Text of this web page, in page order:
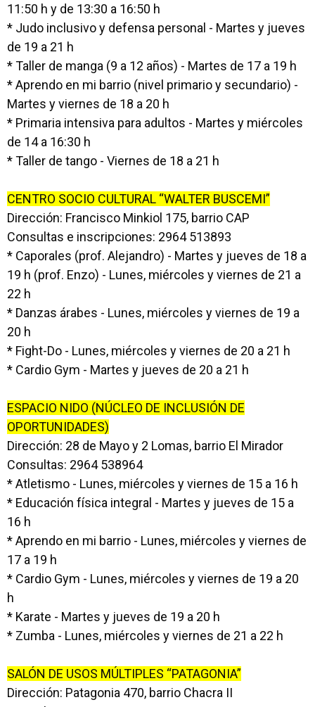
11:50 h y de 13:30 a 16:50 h
* Judo inclusivo y defensa personal - Martes y jueves
de 19 a 21 h
* Taller de manga (9 a 12 años) - Martes de 17 a 19 h
* Aprendo en mi barrio (nivel primario y secundario) -
Martes y viernes de 18 a 20 h
* Primaria intensiva para adultos - Martes y miércoles
de 14 a 16:30 h
* Taller de tango - Viernes de 18 a 21 h
CENTRO SOCIO CULTURAL “WALTER BUSCEMI”
Dirección: Francisco Minkiol 175, barrio CAP
Consultas e inscripciones: 2964 513893
* Caporales (prof. Alejandro) - Martes y jueves de 18 a
19 h (prof. Enzo) - Lunes, miércoles y viernes de 21 a
22 h
* Danzas árabes - Lunes, miércoles y viernes de 19 a
20 h
* Fight-Do - Lunes, miércoles y viernes de 20 a 21 h
* Cardio Gym - Martes y jueves de 20 a 21 h
ESPACIO NIDO (NÚCLEO DE INCLUSIÓN DE
OPORTUNIDADES)
Dirección: 28 de Mayo y 2 Lomas, barrio El Mirador
Consultas: 2964 538964
* Atletismo - Lunes, miércoles y viernes de 15 a 16 h
* Educación física integral - Martes y jueves de 15 a
16 h
* Aprendo en mi barrio - Lunes, miércoles y viernes de
17 a 19 h
* Cardio Gym - Lunes, miércoles y viernes de 19 a 20
h
* Karate - Martes y jueves de 19 a 20 h
* Zumba - Lunes, miércoles y viernes de 21 a 22 h
SALÓN DE USOS MÚLTIPLES “PATAGONIA”
Dirección: Patagonia 470, barrio Chacra II